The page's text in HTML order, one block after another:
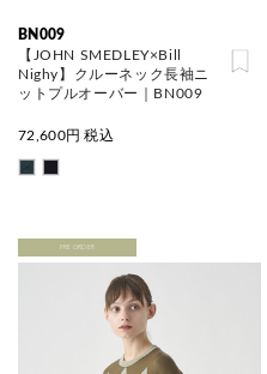
BN009
【JOHN SMEDLEY×Bill
Nighy】クルーネック長袖ニ
ットプルオーバー｜BN009
72,600円 税込
PRE ORDER